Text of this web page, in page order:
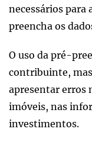
necessários para
preencha os
O uso da pré-
contribuinte,
apresentar erros
imóveis, nas
investimentos.